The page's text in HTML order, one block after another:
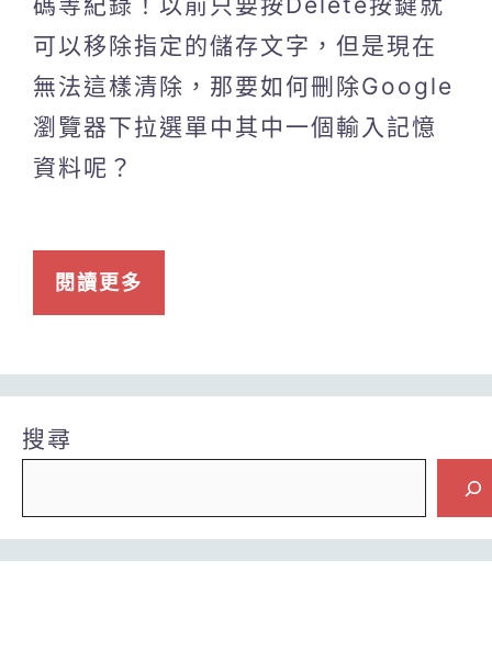
可以移除指定的儲存文字，但是現在
無法這樣清除，那要如何刪除Google
瀏覽器下拉選單中其中一個輸入記憶
資料呢？
閱讀更多
搜尋